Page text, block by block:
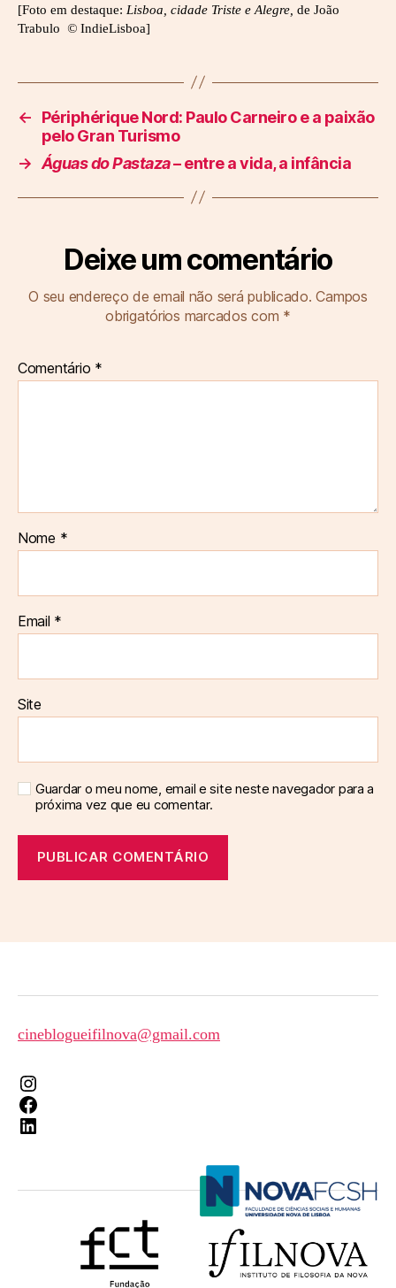
[Foto em destaque: Lisboa, cidade Triste e Alegre, de João
Trabulo © IndieLisboa]
←
Périphérique Nord: Paulo Carneiro e a paixão
pelo Gran Turismo
→ Águas do Pastaza– entre a vida, a infância
Deixe um comentário
O seu endereço de email não será publicado. Campos
obrigatórios marcados com *
Comentário *
Nome *
Email *
Site
Guardar o meu nome, email e site neste navegador para a
próxima vez que eu comentar.
cineblogueifilnova@gmail.com
Instagram
Facebook
LinkedIn